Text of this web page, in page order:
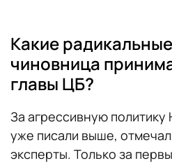
Какие
чиновница
главы ЦБ?
За агрессивную политику
уже писали выше,
эксперты. Только за